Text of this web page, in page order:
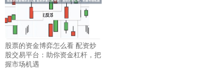
股票的资金博弈怎么看 配资炒
股交易平台：助你资金杠杆，把
握市场机遇